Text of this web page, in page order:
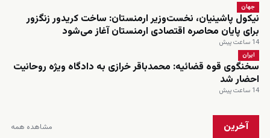
جهان
نیکول پاشینیان، نخست‌وزیر ارمنستان: ساخت کریدور زنگزور
برای پایان محاصره اقتصادی ارمنستان آغاز می‌شود
14 ساعت پیش
ایران
سخنگوی قوه قضائیه: محمدباقر خرازی به دادگاه ویژه روحانیت
احضار شد
14 ساعت پیش
آخرین مشاهده همه